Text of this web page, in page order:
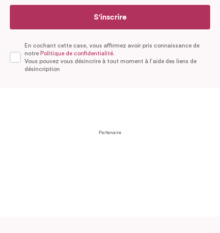
S'inscrire
En cochant cette case, vous affirmez avoir pris connaissance de
notre Politique de confidentialité.
Vous pouvez vous désincrire à tout moment à l’aide des liens de
désincription
Partenaire